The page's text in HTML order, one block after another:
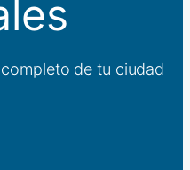
de tu ciudad